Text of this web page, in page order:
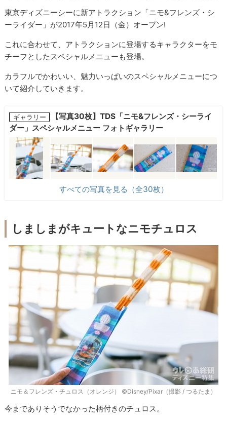
東京ディズニーシーに新アトラクション「ニモ&フレンズ・シ
ーライダー」が2017年5月12日（金）オープン!
これに合わせて、アトラクションに登場するキャラクターをモ
チーフとしたスペシャルメニューも登場。
カラフルでかわいい、魅力いっぱいのスペシャルメニューにつ
いて紹介していきます。
ギャラリー
【写真30枚】TDS「ニモ&フレンズ・シーライ
ダー」スペシャルメニュー フォトギャラリー
すべての写真を見る（全30枚）
しましまがキュートなニモチュロス
ニモ＆フレンズ・チュロス（オレンジ） ©Disney/Pixar（撮影 / つるたま）
今までありそうでなかった柄付きのチュロス。